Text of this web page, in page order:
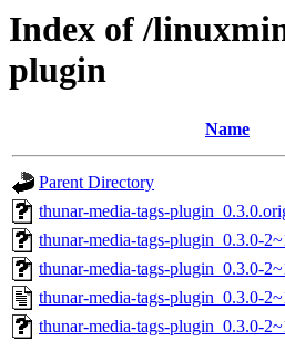
Index of /
plugin
Name
Parent Directory
thunar-media-tags-
thunar-media-tags-plugin_0.3.0-
thunar-media-tags-plugin_0.3.0-
thunar-media-tags-plugin_0.3.0-
thunar-media-tags-plugin_0.3.0-